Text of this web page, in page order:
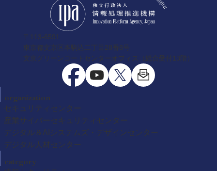
〒113-6591
東京都文京区本駒込二丁目28番8号
文京グリーンコートセンターオフィス（総合受付13階）
organization
セキュリティセンター
産業サイバーセキュリティセンター
デジタル＆AIシステムズ・デザインセンター
デジタル人材センター
category